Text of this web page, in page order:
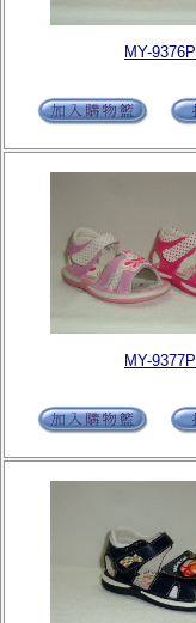
MY-9376P
MY-9377P